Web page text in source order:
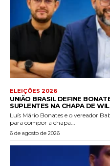
ELEIÇÕES 2026
UNIÃO BRASIL DEFINE
SUPLENTES NA CHAPA DE
Luís Mário Bonates e o vereador
para compor a chapa...
6 de agosto de 2026